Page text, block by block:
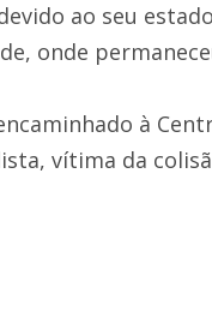
ao seu
onde
à
vítima da